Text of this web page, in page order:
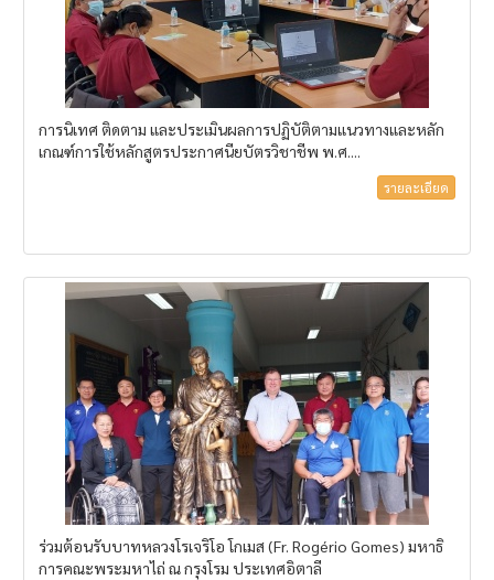
การนิเทศ ติดตาม และประเมินผลการปฏิบัติตามแนวทางและหลัก
เกณฑ์การใช้หลักสูตรประกาศนียบัตรวิชาชีพ พ.ศ....
รายละเอียด
ร่วมต้อนรับบาทหลวงโรเจริโอ โกเมส (Fr. Rogério Gomes) มหาธิ
การคณะพระมหาไถ่ ณ กรุงโรม ประเทศอิตาลี